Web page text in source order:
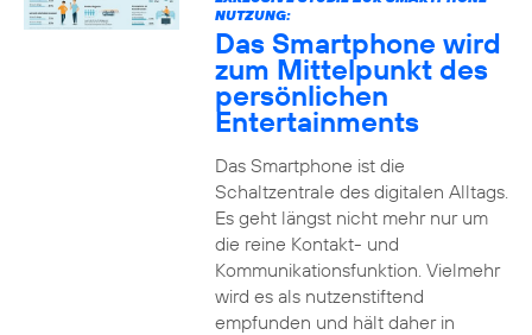
NUTZUNG:
Das Smartphone wird
zum Mittelpunkt des
persönlichen
Entertainments
Das Smartphone ist die
Schaltzentrale des digitalen Alltags.
Es geht längst nicht mehr nur um
die reine Kontakt- und
Kommunikationsfunktion. Vielmehr
wird es als nutzenstiftend
empfunden und hält daher in